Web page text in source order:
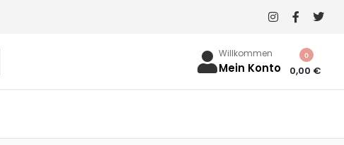
Willkommen
Mein Konto 0,00 €
0